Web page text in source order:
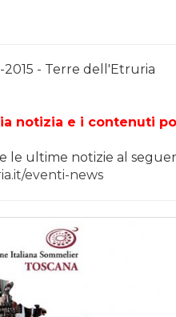
- Terre dell'Etruria
notizia e i contenuti
le ultime notizie al
eventi-news